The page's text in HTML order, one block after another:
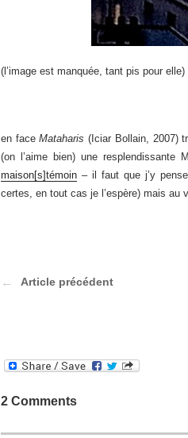
(l’image est manquée, tant pis pour elle)
en faceMataharis(Iciar Bollain, 2007)
(on l’aime bien) une resplendissante
maison[s]témoin – il faut que j’y
certes, en tout cas je l’espère) mais au
Article précédent
2 Comments